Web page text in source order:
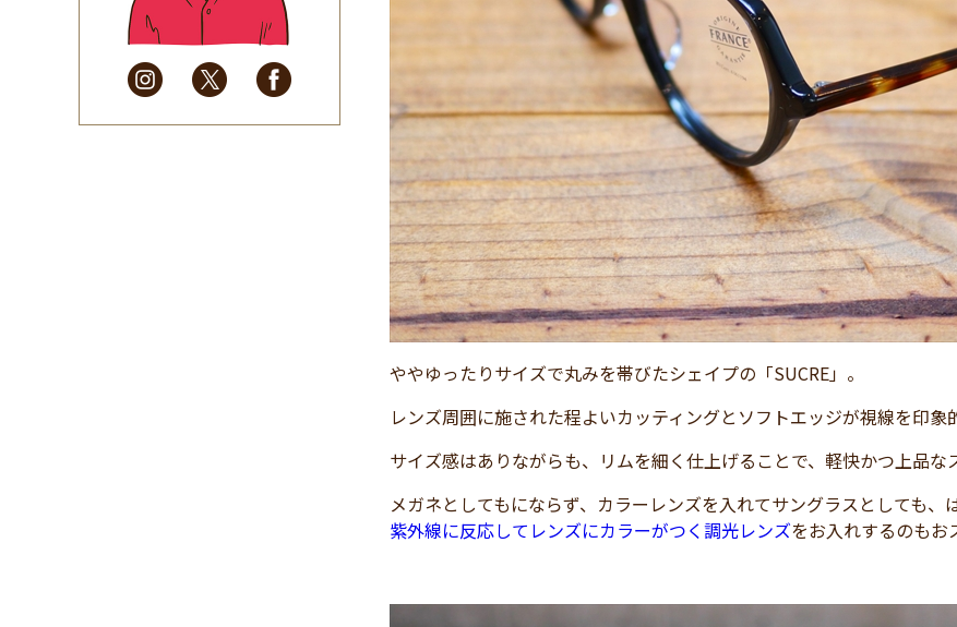
2025年4月
(32)
2025年3月(31)
2025年2月
(28)
2025年1月
(34)
ややゆったりサイズで丸みを帯びたシェイプの「SUCRE」。
レンズ周囲に施された程よいカッティングとソフトエッジが視線を印象
サイズ感はありながらも、リムを細く仕上げることで、軽快かつ上品な
メガネとしてもにならず、カラーレンズを入れてサングラスとしても、
紫外線に反応してレンズにカラーがつく調光レンズをお入れするのもお